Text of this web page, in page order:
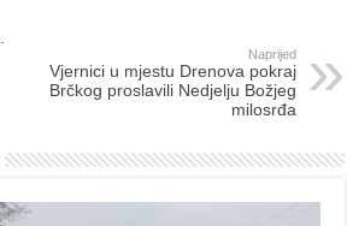
Naprijed
Vjernici u mjestu Drenova pokraj
Brčkog proslavili Nedjelju Božjeg
milosrđa